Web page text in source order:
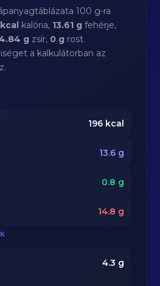
100 g-ra
kalória, 13.61 g fehérje,
g zsír, 0 g rost.
a kalkulátorban az
196kcal
13.6g
0.8 g
14.8 g
4.3 g